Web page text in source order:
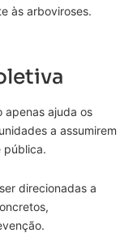
às arboviroses.
apenas ajuda os
a assumirem
pública.
direcionadas a